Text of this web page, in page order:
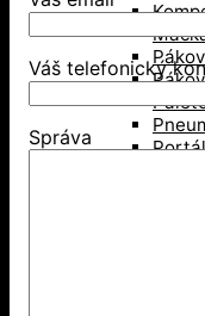
Váš telefonický
Správa